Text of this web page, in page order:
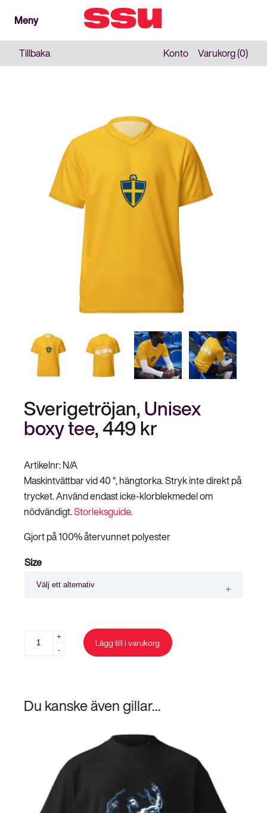
Stäng
Bli medlem
MenyMeny
Tillbaka Konto Varukorg (0)
Sverigetröjan,Unisex
boxy tee,449kr
Artikelnr:N/A
Maskintvättbar vid 40 °, hängtorka. Stryk inte direkt på
trycket. Använd endast icke-klorblekmedel om
nödvändigt.Storleksguide.
Gjort på 100% återvunnet polyester
Size
Sverigetröjan
+
-
Lägg till i varukorg
Du kanske även gillar...